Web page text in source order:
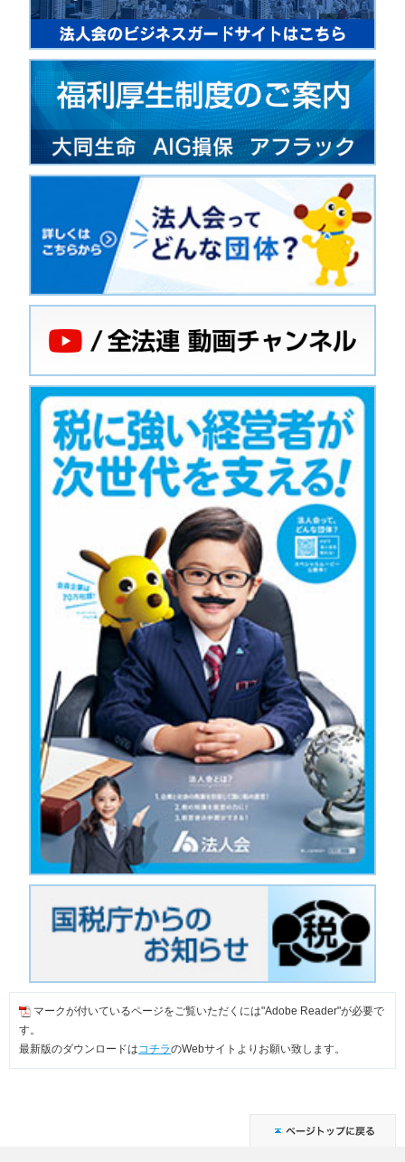
マークが付いているページをご覧いただくには"Adobe Reader"が必要で
す。
最新版のダウンロードは コチラのWebサイトよりお願い致します。